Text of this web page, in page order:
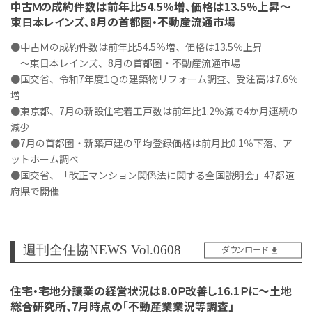
中古Ｍの成約件数は前年比54.5％増、価格は13.5％上昇～
東日本レインズ、8月の首都圏・不動産流通市場
●中古Ｍの成約件数は前年比54.5％増、価格は13.5％上昇
～東日本レインズ、8月の首都圏・不動産流通市場
●国交省、令和7年度1Ｑの建築物リフォーム調査、受注高は7.6％
増
●東京都、7月の新設住宅着工戸数は前年比1.2％減で4か月連続の
減少
●7月の首都圏・新築戸建の平均登録価格は前月比0.1％下落、ア
ットホーム調べ
●国交省、「改正マンション関係法に関する全国説明会」47都道
府県で開催
週刊全住協NEWS Vol.0608 ダウンロード
住宅・宅地分譲業の経営状況は8.0Ｐ改善し16.1Ｐに～土地
総合研究所、7月時点の「不動産業業況等調査」